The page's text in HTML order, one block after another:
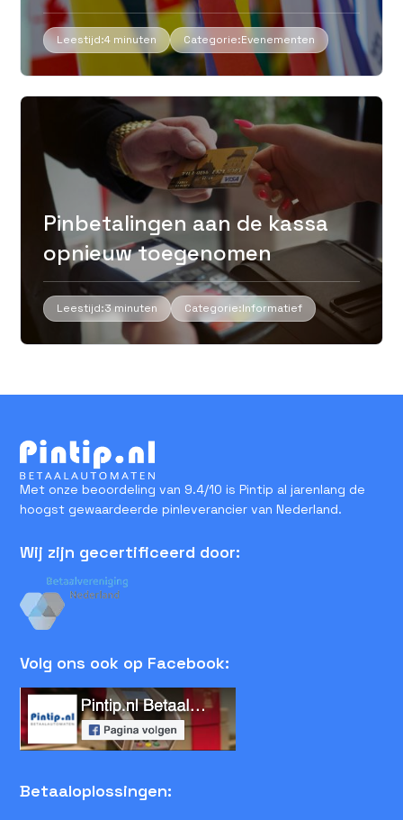
Leestijd:4 minuten Categorie:Evenementen
Pinbetalingen aan de kassa
opnieuw toegenomen
Leestijd:3 minuten Categorie:Informatief
Met onze beoordeling van 9.4/10 is Pintip al jarenlang de
hoogst gewaardeerde pinleverancier van Nederland.
Wij zijn gecertificeerd door:
Volg ons ook op Facebook:
Betaaloplossingen: